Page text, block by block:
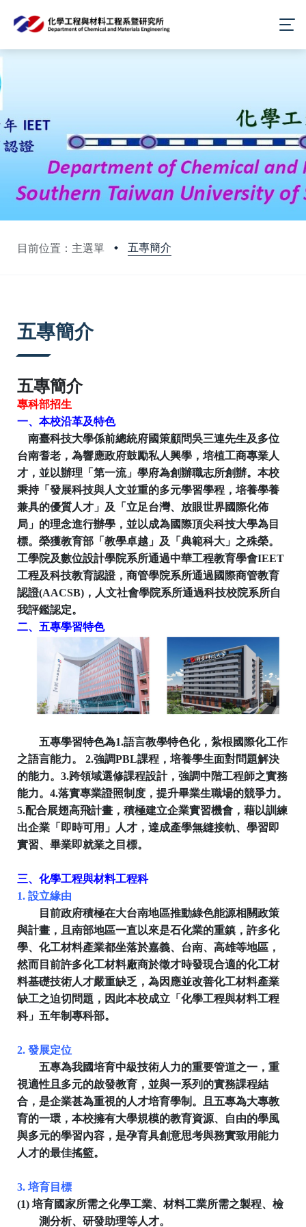
目前位置：主選單 五專簡介
五專簡介
五專簡介
專科部招生
一、本校沿革及特色
南臺科技大學係前總統府國策顧問吳三連先生及多位
台南耆老，為響應政府鼓勵私人興學，培植工商專業人
才，並以辦理「第一流」學府為創辦職志所創辦。本校
秉持「發展科技與人文並重的多元學習學程，培養學養
兼具的優質人才」及「立足台灣、放眼世界國際化佈
局」的理念進行辦學，並以成為國際頂尖科技大學為目
標。榮獲教育部「教學卓越」及「典範科大」之殊榮。
工學院及數位設計學院系所通過中華工程教育學會IEET
工程及科技教育認證，商管學院系所通過國際商管教育
認證(AACSB) ，人文社會學院系所通過科技校院系所自
我評鑑認定。
二、五專學習特色
五專學習特色為1.語言教學特色化，紮根國際化工作
之語言能力。
2.強調PBL課程，培養學生面對問題解決
的能力。 3.跨領域選修課程設計，強調中階工程師之實務
能力。 4.落實專業證照制度，提升畢業生職場的競爭力。
5.配合展翅高飛計畫，積極建立企業實習機會，藉以訓練
出企業「即時可用」人才，達成產學無縫接軌、學習即
實習、畢業即就業之目標。
三、 化學工程與材料工程科
1. 設立緣由
目前政府積極在大台南地區推動綠色能源相關政策
與計畫，且南部地區一直以來是石化業的重鎮，許多化
學、化工材料產業都坐落於嘉義、台南、高雄等地區，
然而目前許多化工材料廠商於徵才時發現合適的化工材
料基礎技術人才嚴重缺乏，為因應並改善化工材料產業
缺工之迫切問題，因此本校成立「化學工程與材料工程
科」五年制專科部。
2. 發展定位
五專為我國培育中級技術人力的重要管道之一，重
視適性且多元的啟發教育，並與一系列的實務課程結
合，是企業甚為重視的人才培育學制。且五專為大專教
育的一環，本校擁有大學規模的教育資源、自由的學風
與多元的學習內容，是孕育具創意思考與務實致用能力
人才的最佳搖籃。
3. 培育目標
(1) 培育國家所需之化學工業、材料工業所需之製程、檢
測分析、研發助理等人才。